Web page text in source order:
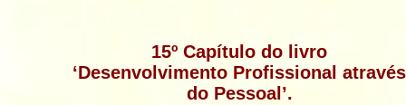
15º Capítulo do livro
‘Desenvolvimento Profissional através
do Pessoal’.